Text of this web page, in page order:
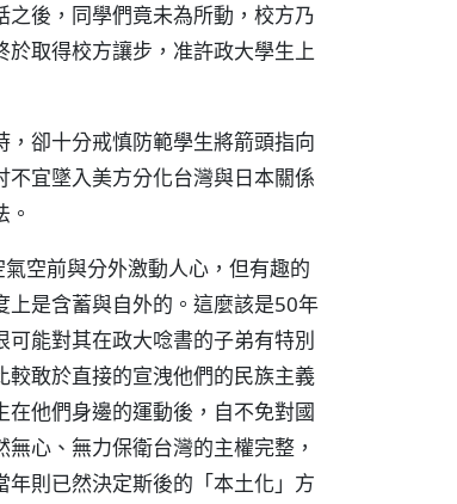
後，同學們竟未為所動，校方乃
取得校方讓步，准許政大學生上
卻十分戒慎防範學生將箭頭指向
宜墜入美方分化台灣與日本關係
空前與分外激動人心，但有趣的
上是含蓄與自外的。這麼該是50年
能對其在政大唸書的子弟有特別
敢於直接的宣洩他們的民族主義
他們身邊的運動後，自不免對國
心、無力保衛台灣的主權完整，
則已然決定斯後的「本土化」方